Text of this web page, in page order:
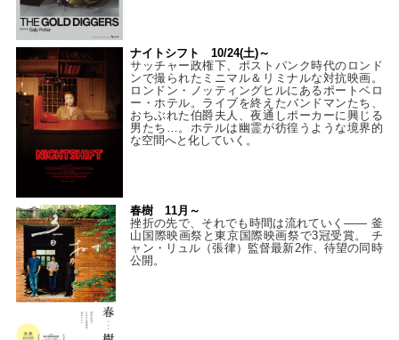
ナイトシフト 10/24(土)～
サッチャー政権下、ポストパンク時代のロンド
ンで撮られたミニマル＆リミナルな対抗映画。
ロンドン・ノッティングヒルにあるポートベロ
ー・ホテル。ライブを終えたバンドマンたち、
おちぶれた伯爵夫人、夜通しポーカーに興じる
男たち…。ホテルは幽霊が彷徨うような境界的
な空間へと化していく。
春樹 11月～
挫折の先で、それでも時間は流れていく—— 釜
山国際映画祭と東京国際映画祭で3冠受賞。 チ
ャン・リュル（張律）監督最新2作、待望の同時
公開。